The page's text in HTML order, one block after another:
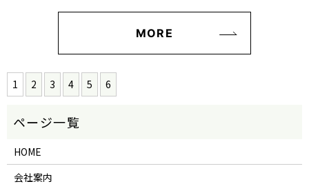
MORE
1 2 3 4 5 6
HOME
会社案内